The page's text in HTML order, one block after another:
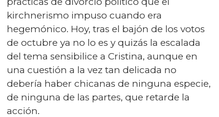
kirchnerismo impuso cuando era
hegemónico. Hoy, tras el bajón de los votos
de octubre ya no lo es y quizás la escalada
del tema sensibilice a Cristina, aunque en
una cuestión a la vez tan delicada no
debería haber chicanas de ninguna especie,
de ninguna de las partes, que retarde la
acción.